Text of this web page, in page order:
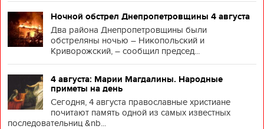
Ночной обстрел Днепропетровщины 4 августа
Два района Днепропетровщины были
обстреляны ночью – Никопольский и
Криворожский, – сообщил председ...
4 августа: Марии Магдалины. Народные
приметы на день
Сегодня, 4 августа православные христиане
почитают память одной из самых известных
последовательниц &nb...